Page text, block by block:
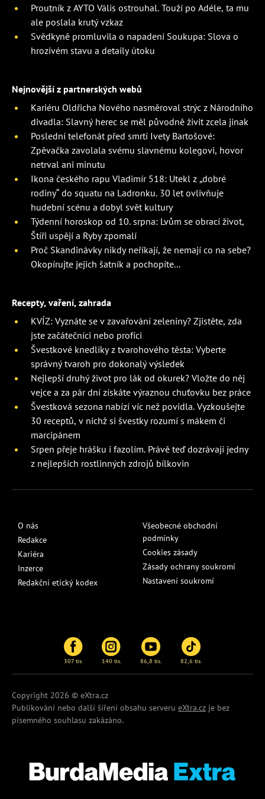
Proutník z AYTO Vális ostrouhal. Touží po Adéle, ta mu
ale poslala krutý vzkaz
Svědkyně promluvila o napadení Soukupa: Slova o
hrozivém stavu a detaily útoku
Nejnovější z partnerských webů
Kariéru Oldřicha Nového nasměroval strýc z Národního
divadla: Slavný herec se měl původně živit zcela jinak
Poslední telefonát před smrtí Ivety Bartošové:
Zpěvačka zavolala svému slavnému kolegovi, hovor
netrval ani minutu
Ikona českého rapu Vladimír 518: Utekl z „dobré
rodiny“ do squatu na Ladronku. 30 let ovlivňuje
hudební scénu a dobyl svět kultury
Týdenní horoskop od 10. srpna: Lvům se obrací život,
Štíři uspějí a Ryby zpomalí
Proč Skandinávky nikdy neříkají, že nemají co na sebe?
Okopírujte jejich šatník a pochopíte...
Recepty, vaření, zahrada
KVÍZ: Vyznáte se v zavařování zeleniny? Zjistěte, zda
jste začátečníci nebo profíci
Švestkové knedlíky z tvarohového těsta: Vyberte
správný tvaroh pro dokonalý výsledek
Nejlepší druhý život pro lák od okurek? Vložte do něj
vejce a za pár dní získáte výraznou chuťovku bez práce
Švestková sezona nabízí víc než povidla. Vyzkoušejte
30 receptů, v nichž si švestky rozumí s mákem či
marcipánem
Srpen přeje hrášku i fazolím. Právě teď dozrávají jedny
z nejlepších rostlinných zdrojů bílkovin
O nás
Redakce
Kariéra
Inzerce
Redakční etický kodex
Všeobecné obchodní
podmínky
Cookies zásady
Zásady ochrany soukromí
Nastavení soukromí
307 tis. 140 tis. 86,8 tis. 82,6 tis.
Copyright 2026 © eXtra.cz
Publikování nebo další šíření obsahu serveru eXtra.cz je bez
písemného souhlasu zakázáno.